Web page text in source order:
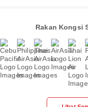
Rakan Kongsi